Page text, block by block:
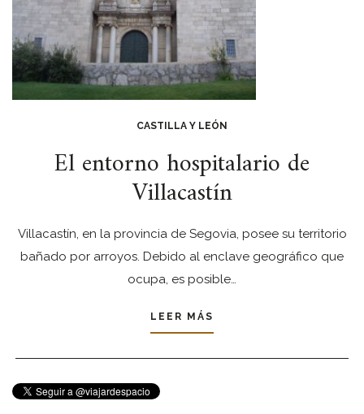
CASTILLA Y LEÓN
El entorno hospitalario de
Villacastín
Villacastín, en la provincia de Segovia, posee su territorio
bañado por arroyos. Debido al enclave geográfico que
ocupa, es posible…
LEER MÁS